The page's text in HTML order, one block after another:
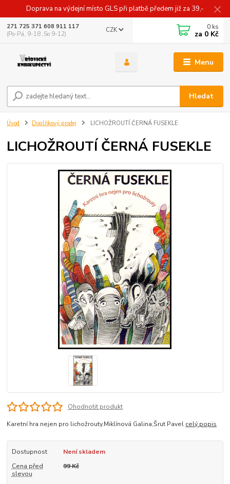
Doprava na výdejní místo GLS při platbě předem již za 39,-
Menu
CZK
Hledat
271 725 371 608 911 117
(Po-Pá, 9-18 ,So 9-12)
0 ks
za 0 Kč
Úvod Doplňkový prodej LICHOŽROUTÍ ČERNÁ FUSEKLE
LICHOŽROUTÍ ČERNÁ FUSEKLE
Ohodnotit produkt
Karetní hra nejen pro lichožrouty.Miklínová Galina,Šrut Pavel celý popis
Dostupnost
Není skladem
Cena před
slevou
99 Kč